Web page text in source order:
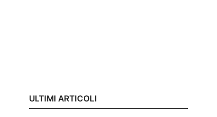
ULTIMI ARTICOLI